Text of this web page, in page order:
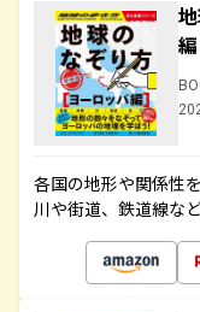
編
各国の地形や関係性
川や街道、鉄道線な